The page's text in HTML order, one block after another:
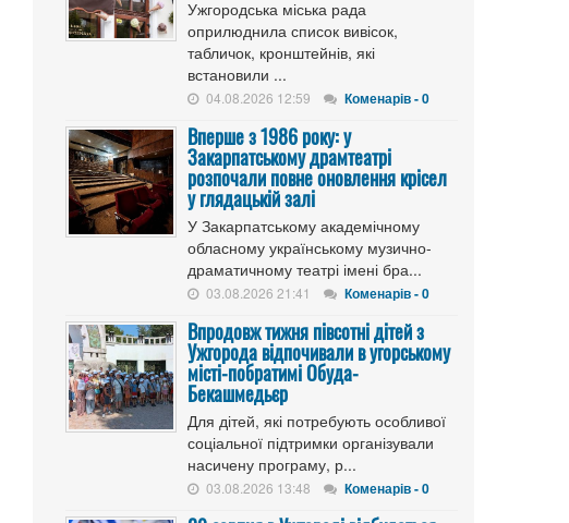
Ужгородська міська рада
оприлюднила список вивісок,
табличок, кронштейнів, які
встановили ...
04.08.2026 12:59 Коменарів - 0
Вперше з 1986 року: у
Закарпатському драмтеатрі
розпочали повне оновлення крісел
у глядацькій залі
У Закарпатському академічному
обласному українському музично-
драматичному театрі імені бра...
03.08.2026 21:41 Коменарів - 0
Впродовж тижня півсотні дітей з
Ужгорода відпочивали в угорському
місті-побратимі Обуда-
Бекашмедьєр
Для дітей, які потребують особливої
соціальної підтримки організували
насичену програму, р...
03.08.2026 13:48 Коменарів - 0